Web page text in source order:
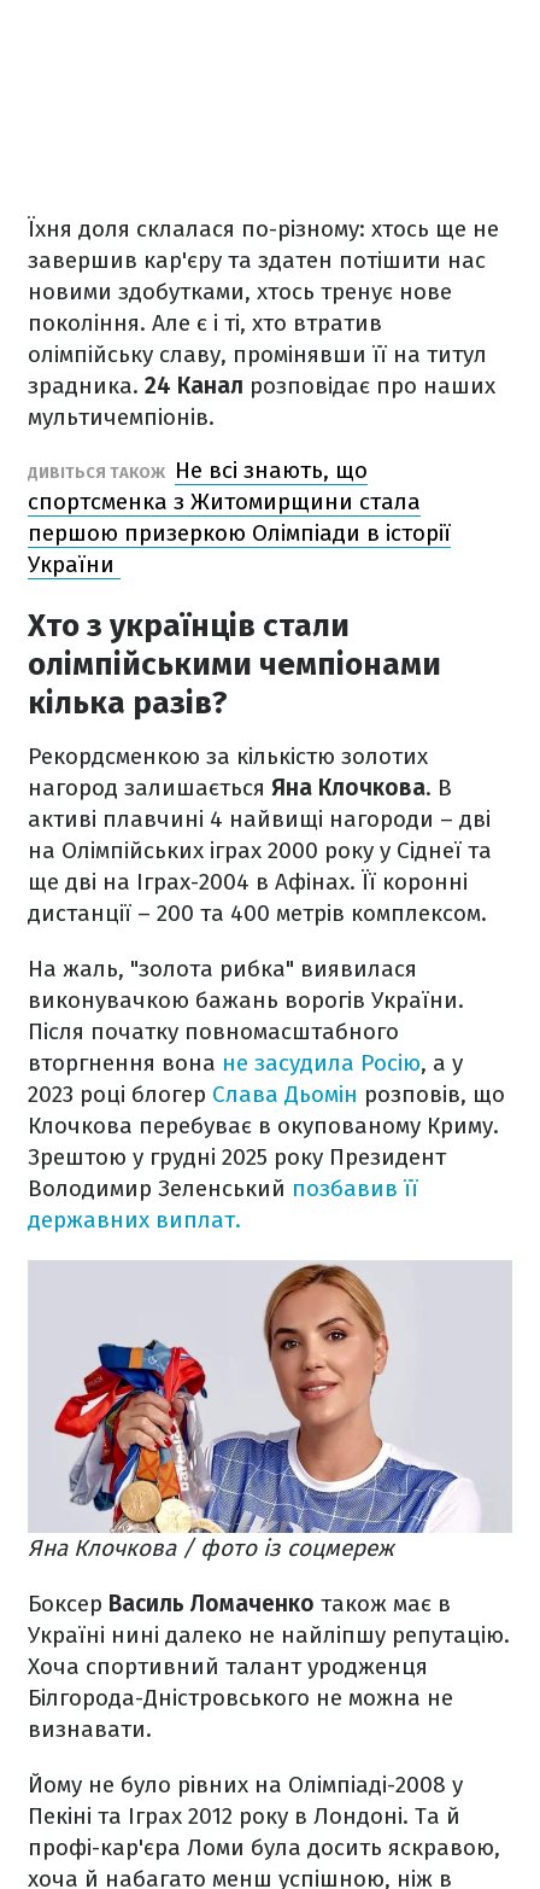
Їхня доля склалася по-різному: хтось ще не
завершив кар'єру та здатен потішити нас
новими здобутками, хтось тренує нове
покоління. Але є і ті, хто втратив
олімпійську славу, промінявши її на титул
зрадника. 24 Канал розповідає про наших
мультичемпіонів.
ДИВІТЬСЯ ТАКОЖ
Не всі знають, що
спортсменка з Житомирщини стала
першою призеркою Олімпіади в історії
України
Хто з українців стали
олімпійськими чемпіонами
кілька разів?
Рекордсменкою за кількістю золотих
нагород залишається Яна Клочкова. В
активі плавчині 4 найвищі нагороди – дві
на Олімпійських іграх 2000 року у Сіднеї та
ще дві на Іграх-2004 в Афінах. Її коронні
дистанції – 200 та 400 метрів комплексом.
На жаль, "золота рибка" виявилася
виконувачкою бажань ворогів України.
Після початку повномасштабного
вторгнення вона не засудила Росію, а у
2023 році блогер Слава Дьомін розповів, що
Клочкова перебуває в окупованому Криму.
Зрештою у грудні 2025 року Президент
Володимир Зеленський позбавив її
державних виплат.
Яна Клочкова / фото із соцмереж
Боксер Василь Ломаченко також має в
Україні нині далеко не найліпшу репутацію.
Хоча спортивний талант уродженця
Білгорода-Дністровського не можна не
визнавати.
Йому не було рівних на Олімпіаді-2008 у
Пекіні та Іграх 2012 року в Лондоні. Та й
профі-кар'єра Ломи була досить яскравою,
хоча й набагато менш успішною, ніж в